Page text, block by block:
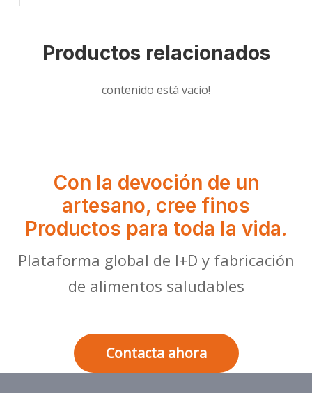
Productos relacionados
contenido está vacío!
Con la devoción de un
artesano, cree finos
Productos para toda la vida.
Plataforma global de I+D y fabricación
de alimentos saludables
Contacta ahora